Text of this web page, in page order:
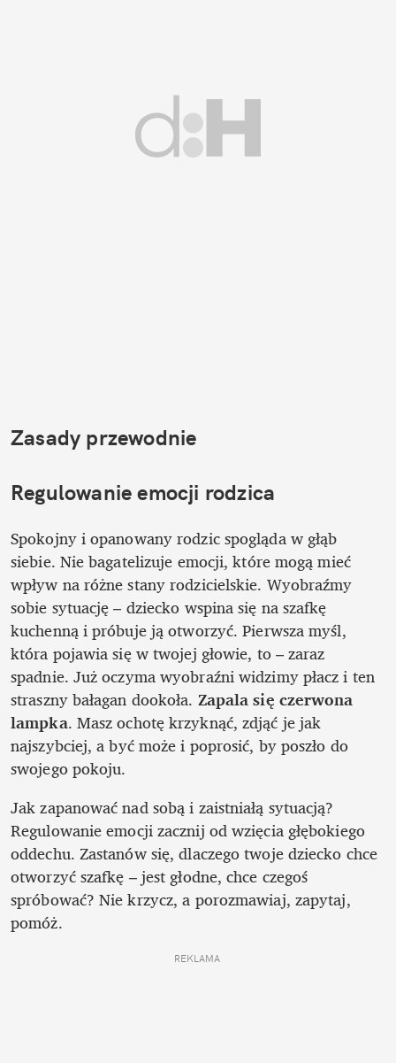
Zasady przewodnie
Regulowanie emocji rodzica
Spokojny i opanowany rodzic spogląda w głąb
siebie. Nie bagatelizuje emocji, które mogą mieć
wpływ na różne stany rodzicielskie. Wyobraźmy
sobie sytuację – dziecko wspina się na szafkę
kuchenną i próbuje ją otworzyć. Pierwsza myśl,
która pojawia się w twojej głowie, to – zaraz
spadnie. Już oczyma wyobraźni widzimy płacz i ten
straszny bałagan dookoła. Zapala się czerwona
lampka. Masz ochotę krzyknąć, zdjąć je jak
najszybciej, a być może i poprosić, by poszło do
swojego pokoju.
Jak zapanować nad sobą i zaistniałą sytuacją?
Regulowanie emocji zacznij od wzięcia głębokiego
oddechu. Zastanów się, dlaczego twoje dziecko chce
otworzyć szafkę – jest głodne, chce czegoś
spróbować? Nie krzycz, a porozmawiaj, zapytaj,
pomóż.
REKLAMA